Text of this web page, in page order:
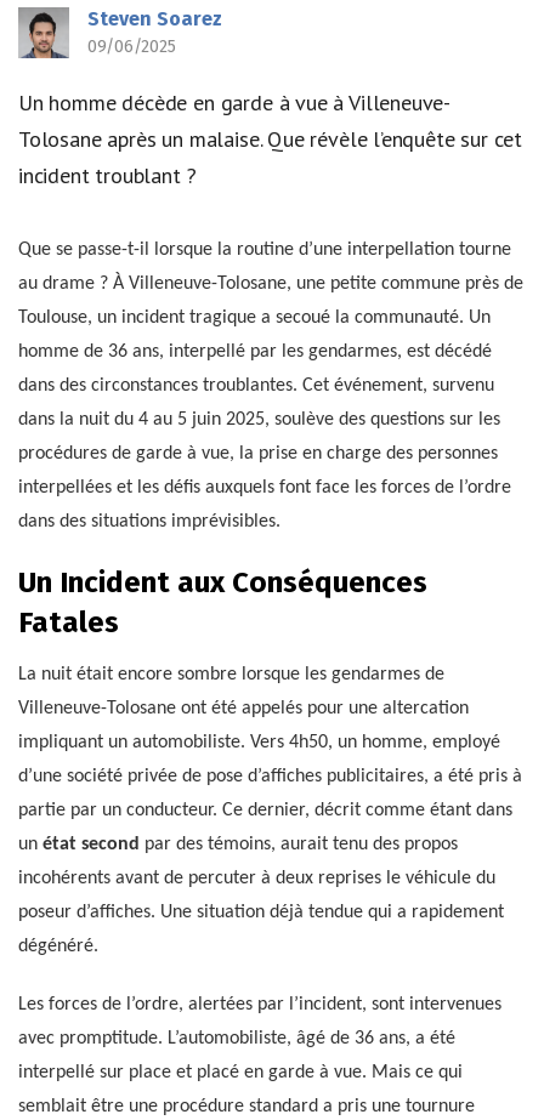
Steven Soarez
09/06/2025
Un homme décède en garde à vue à Villeneuve-
Tolosane après un malaise. Que révèle l’enquête sur cet
incident troublant ?
Que se passe-t-il lorsque la routine d’une interpellation tourne
au drame ? À Villeneuve-Tolosane, une petite commune près de
Toulouse, un incident tragique a secoué la communauté. Un
homme de 36 ans, interpellé par les gendarmes, est décédé
dans des circonstances troublantes. Cet événement, survenu
dans la nuit du 4 au 5 juin 2025, soulève des questions sur les
procédures de garde à vue, la prise en charge des personnes
interpellées et les défis auxquels font face les forces de l’ordre
dans des situations imprévisibles.
Un Incident aux Conséquences
Fatales
La nuit était encore sombre lorsque les gendarmes de
Villeneuve-Tolosane ont été appelés pour une altercation
impliquant un automobiliste. Vers 4h50, un homme, employé
d’une société privée de pose d’affiches publicitaires, a été pris à
partie par un conducteur. Ce dernier, décrit comme étant dans
un état second par des témoins, aurait tenu des propos
incohérents avant de percuter à deux reprises le véhicule du
poseur d’affiches. Une situation déjà tendue qui a rapidement
dégénéré.
Les forces de l’ordre, alertées par l’incident, sont intervenues
avec promptitude. L’automobiliste, âgé de 36 ans, a été
interpellé sur place et placé en garde à vue. Mais ce qui
semblait être une procédure standard a pris une tournure